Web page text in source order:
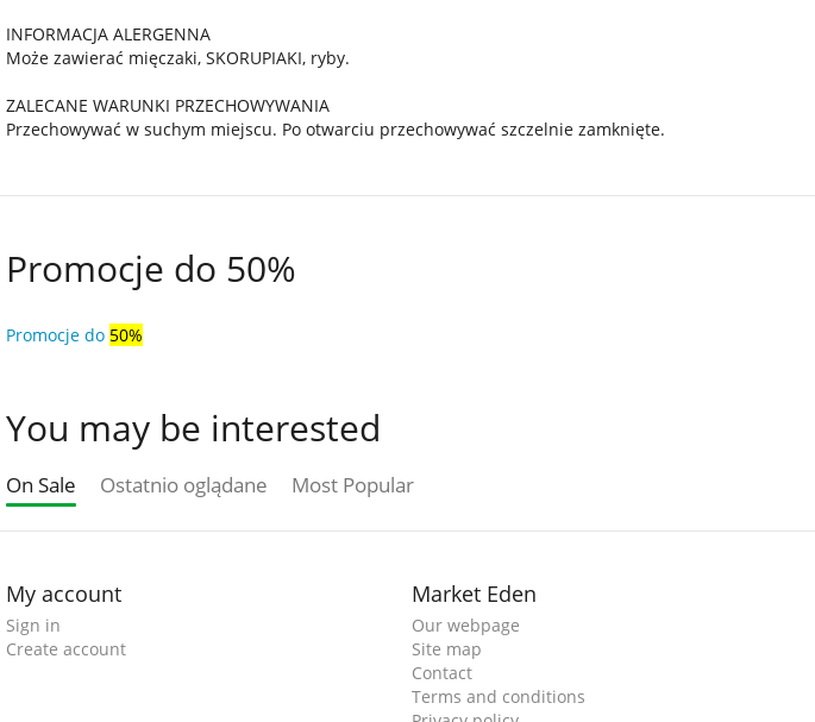
INFORMACJA ALERGENNA
Może zawierać mięczaki, SKORUPIAKI, ryby.
ZALECANE WARUNKI PRZECHOWYWANIA
Przechowywać w suchym miejscu. Po otwarciu przechowywać szczelnie zamknięte.
Promocje do 50%
Promocje do 50%
You may be interested
On Sale Ostatnio oglądane Most Popular
My account
Sign in
Create account
Market Eden
Our webpage
Site map
Contact
Terms and conditions